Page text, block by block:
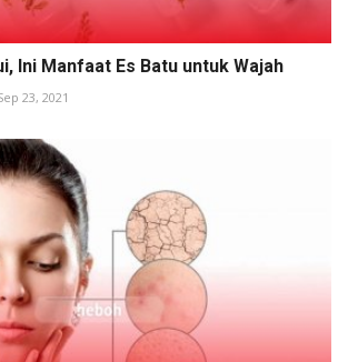
Ini Manfaat Es Batu untuk Wajah
23, 2021